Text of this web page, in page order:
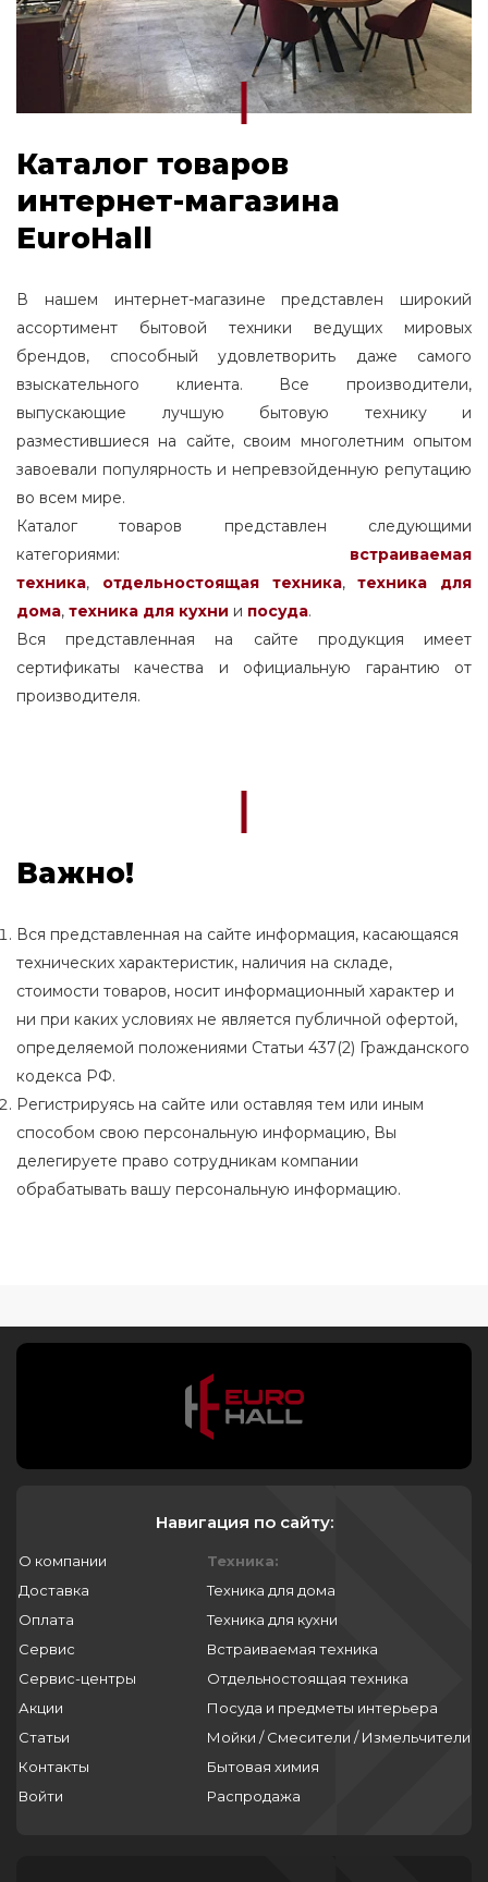
Каталог товаров
интернет-магазина
EuroHall
В нашем интернет-магазине представлен широкий
ассортимент бытовой техники ведущих мировых
брендов, способный удовлетворить даже самого
взыскательного клиента. Все производители,
выпускающие лучшую бытовую технику и
разместившиеся на сайте, своим многолетним опытом
завоевали популярность и непревзойденную репутацию
во всем мире.
Каталог товаров представлен следующими
категориями: встраиваемая
техника, отдельностоящаятехника,
техника для
дома, техника для кухни и посуда.
Вся представленная на сайте продукция имеет
сертификаты качества и официальную гарантию от
производителя.
Важно!
Вся представленная на сайте информация, касающаяся
технических характеристик, наличия на складе,
стоимости товаров, носит информационный характер и
ни при каких условиях не является публичной офертой,
определяемой положениями Статьи 437(2) Гражданского
кодекса РФ.
Регистрируясь на сайте или оставляя тем или иным
способом свою персональную информацию, Вы
делегируете право сотрудникам компании
обрабатывать вашу персональную информацию.
Навигация по сайту:
О компании
Доставка
Оплата
Сервис
Сервис-центры
Акции
Статьи
Контакты
Войти
Техника:
Техника для дома
Техника для кухни
Встраиваемая техника
Отдельностоящая техника
Посуда и предметы интерьера
Мойки / Смесители / Измельчители
Бытовая химия
Распродажа